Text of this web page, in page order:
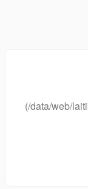
(/data/web/